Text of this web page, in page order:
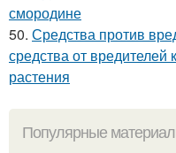
смородине
50. Средства против
средства от вредителей
растения
Популярные